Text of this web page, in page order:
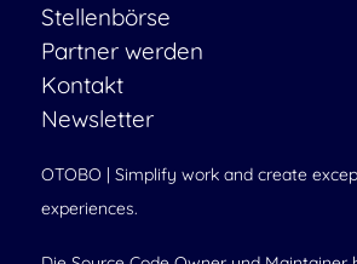
Stellenbörse
Partner werden
Kontakt
Newsletter
OTOBO | Simplify work and create
experiences.